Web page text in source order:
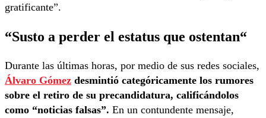
gratificante”.
“Susto a perder el estatus que ostentan“
Durante las últimas horas, por medio de sus redes sociales,
Álvaro Gómez desmintió categóricamente los rumores
sobre el retiro de su precandidatura, calificándolos
como “noticias falsas”. En un contundente mensaje,